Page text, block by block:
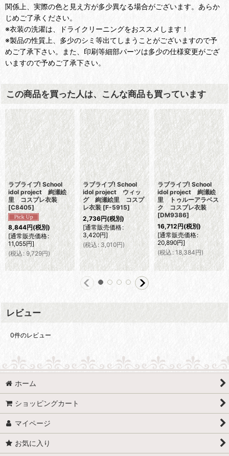
関係上、実際の色と見え方が多少異なる場合がございます。あらか
じめご了承ください。
※衣装の洗濯は、ドライクリーニングをおススメします！
※製品の性質上、多少のシミ等出てしまうことがございますので予
めご了承下さい。また、印刷等細部パーツは多少の仕様変更がござ
いますので予めご了承下さい。
この商品を買った人は、こんな商品も買っています
ラブライブ! School
idol project 絢瀬絵
里 コスプレ衣装
[C8405]
8,844円(税別)
[通常販売価格:
11,055円]
(税込: 9,729円)
ラブライブ! School
idol project ウィッ
グ 絢瀬絵里 コスプ
レ衣装 [F-5915]
2,736円(税別)
[通常販売価格:
3,420円]
(税込: 3,010円)
ラブライブ! School
idol project 絢瀬絵
里 トゥルーアラベス
ク コスプレ衣装
[DM9386]
16,712円(税別)
[通常販売価格:
20,890円]
(税込 : 18,384円)
レビュー
0件のレビュー
ホーム
ショッピングカート
マイページ
お気に入り